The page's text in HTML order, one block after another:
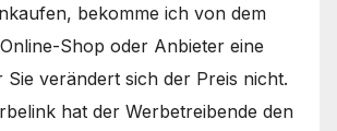
bekomme ich von dem
Shop oder Anbieter eine
Sie verändert sich der Preis nicht.
hat der Werbetreibende den